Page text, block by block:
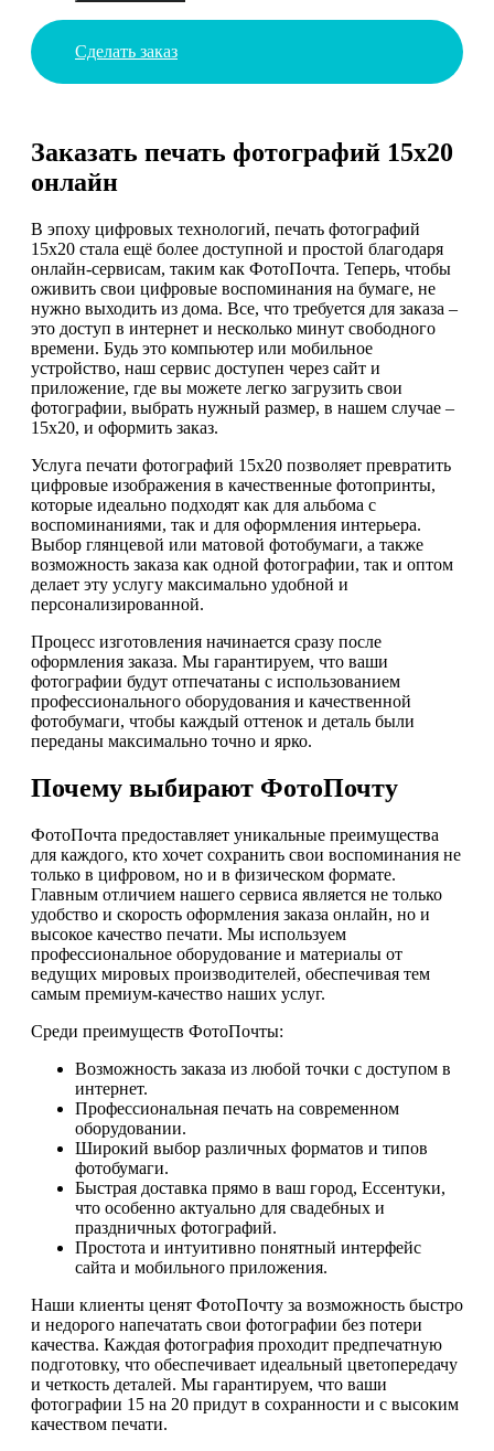
Сделать заказ
Заказать печать фотографий 15х20
онлайн
В эпоху цифровых технологий, печать фотографий
15х20 стала ещё более доступной и простой благодаря
онлайн-сервисам, таким как ФотоПочта. Теперь, чтобы
оживить свои цифровые воспоминания на бумаге, не
нужно выходить из дома. Все, что требуется для заказа –
это доступ в интернет и несколько минут свободного
времени. Будь это компьютер или мобильное
устройство, наш сервис доступен через сайт и
приложение, где вы можете легко загрузить свои
фотографии, выбрать нужный размер, в нашем случае –
15х20, и оформить заказ.
Услуга печати фотографий 15х20 позволяет превратить
цифровые изображения в качественные фотопринты,
которые идеально подходят как для альбома с
воспоминаниями, так и для оформления интерьера.
Выбор глянцевой или матовой фотобумаги, а также
возможность заказа как одной фотографии, так и оптом
делает эту услугу максимально удобной и
персонализированной.
Процесс изготовления начинается сразу после
оформления заказа. Мы гарантируем, что ваши
фотографии будут отпечатаны с использованием
профессионального оборудования и качественной
фотобумаги, чтобы каждый оттенок и деталь были
переданы максимально точно и ярко.
Почему выбирают ФотоПочту
ФотоПочта предоставляет уникальные преимущества
для каждого, кто хочет сохранить свои воспоминания не
только в цифровом, но и в физическом формате.
Главным отличием нашего сервиса является не только
удобство и скорость оформления заказа онлайн, но и
высокое качество печати. Мы используем
профессиональное оборудование и материалы от
ведущих мировых производителей, обеспечивая тем
самым премиум-качество наших услуг.
Среди преимуществ ФотоПочты:
Возможность заказа из любой точки с доступом в
интернет.
Профессиональная печать на современном
оборудовании.
Широкий выбор различных форматов и типов
фотобумаги.
Быстрая доставка прямо в ваш город, Ессентуки,
что особенно актуально для свадебных и
праздничных фотографий.
Простота и интуитивно понятный интерфейс
сайта и мобильного приложения.
Наши клиенты ценят ФотоПочту за возможность быстро
и недорого напечатать свои фотографии без потери
качества. Каждая фотография проходит предпечатную
подготовку, что обеспечивает идеальный цветопередачу
и четкость деталей. Мы гарантируем, что ваши
фотографии 15 на 20 придут в сохранности и с высоким
качеством печати.